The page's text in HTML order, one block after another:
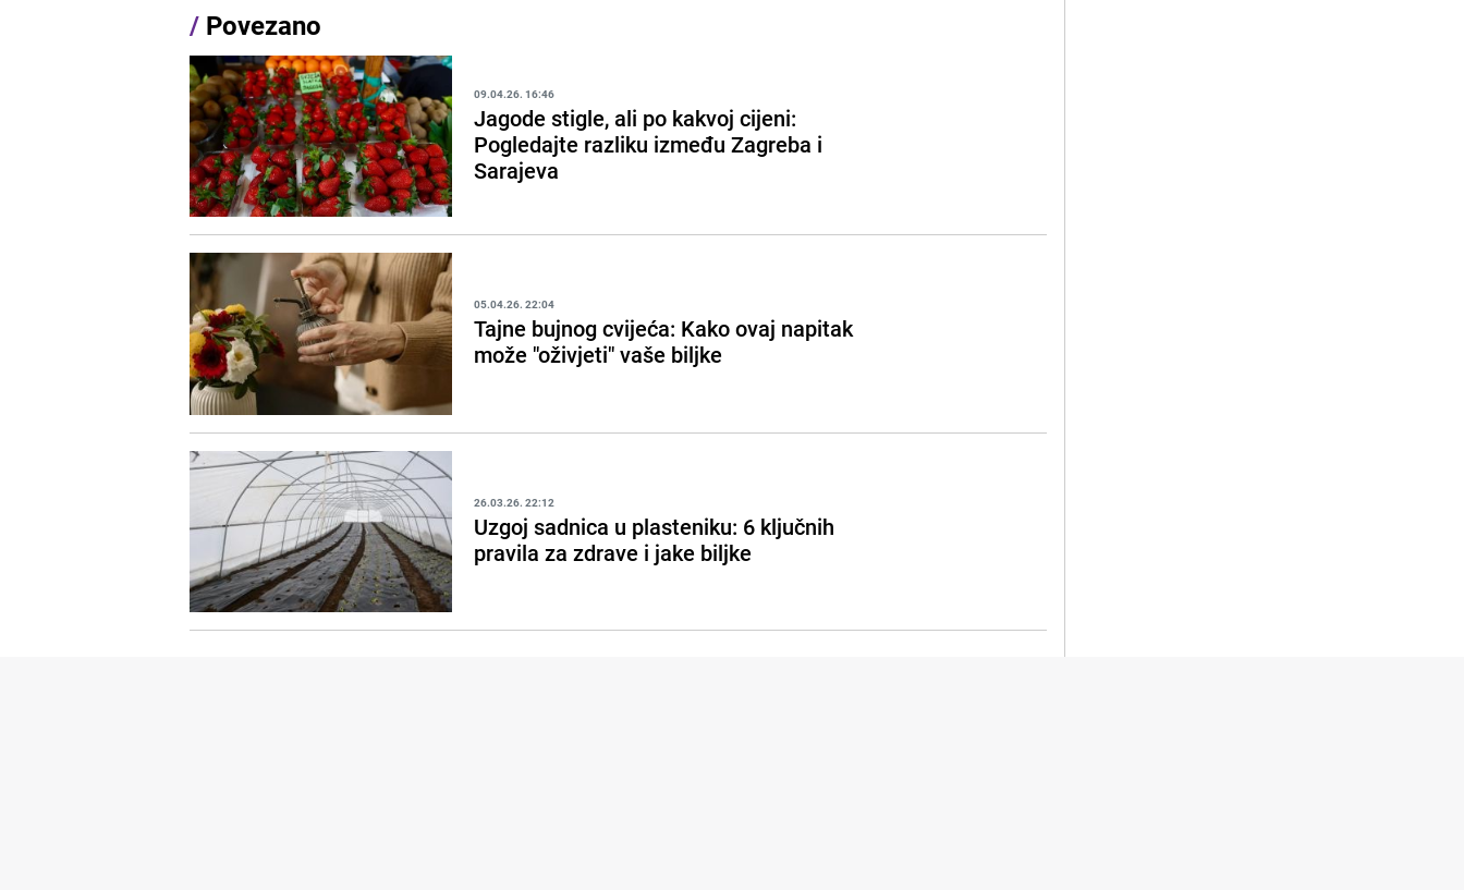
/ Povezano
09.04.26. 16:46
Jagode stigle, ali po kakvoj cijeni:
Pogledajte razliku između Zagreba i
Sarajeva
05.04.26. 22:04
Tajne bujnog cvijeća: Kako ovaj napitak
može "oživjeti" vaše biljke
26.03.26. 22:12
Uzgoj sadnica u plasteniku: 6 ključnih
pravila za zdrave i jake biljke